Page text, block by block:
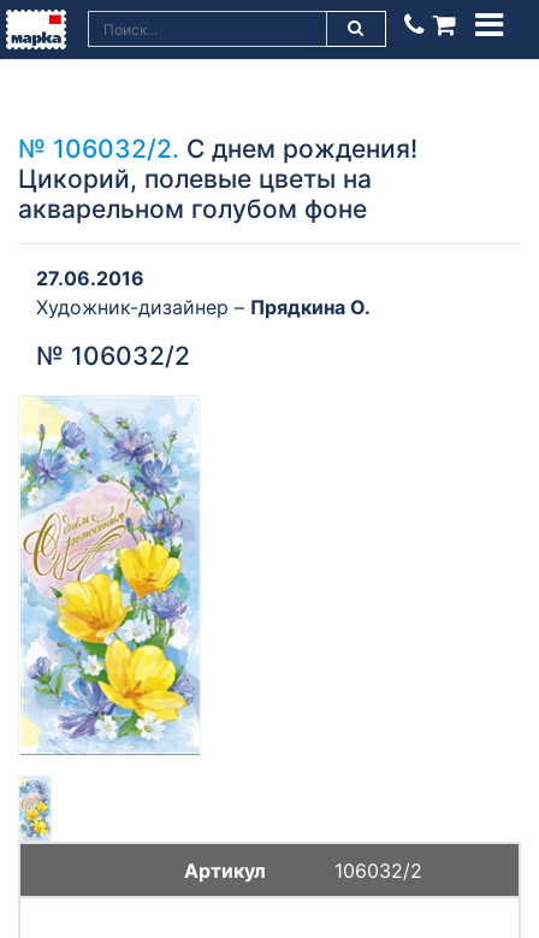
№ 106032/2. С днем рождения!
Цикорий, полевые цветы на
акварельном голубом фоне
27.06.2016
Художник-дизайнер – Прядкина О.
№ 106032/2
106032/2